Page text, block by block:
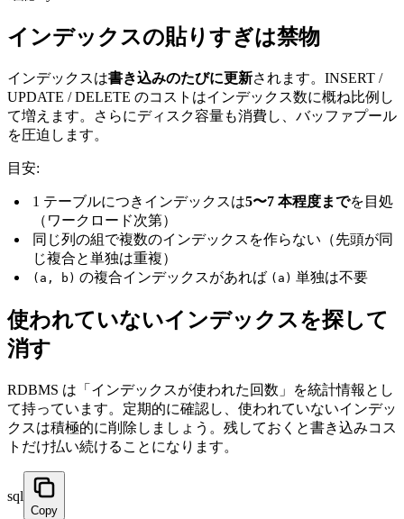
インデックスの貼りすぎは禁物
インデックスは書き込みのたびに更新されます。INSERT /
UPDATE / DELETE のコストはインデックス数に概ね比例し
て増えます。さらにディスク容量も消費し、バッファプール
を圧迫します。
目安:
1 テーブルにつきインデックスは5〜7 本程度までを目処
（ワークロード次第）
同じ列の組で複数のインデックスを作らない（先頭が同
じ複合と単独は重複）
(a, b) の複合インデックスがあれば (a) 単独は不要
使われていないインデックスを探して
消す
RDBMS は「インデックスが使われた回数」を統計情報とし
て持っています。定期的に確認し、使われていないインデッ
クスは積極的に削除しましょう。残しておくと書き込みコス
トだけ払い続けることになります。
sql
Copy